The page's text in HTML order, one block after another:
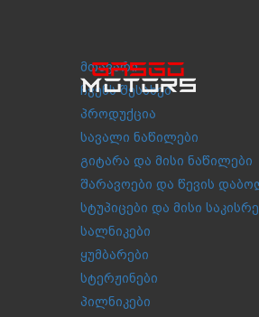
მთავარი
ჩვენს შესახებ
პროდუქცია
სავალი ნაწილები
გიტარა და მისი ნაწილები
შარავოები და წევის
სტუპიცები და მისი
სალნიკები
ყუმბარები
სტერჟინები
პილნიკები